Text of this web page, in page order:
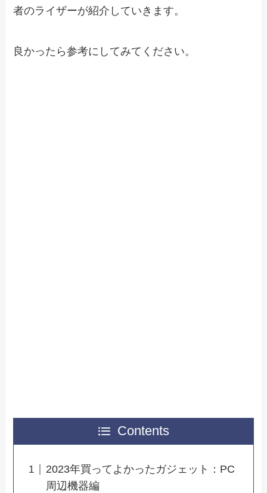
者のライザーが紹介していきます。
良かったら参考にしてみてください。
Contents
2023年買ってよかったガジェット：PC
周辺機器編